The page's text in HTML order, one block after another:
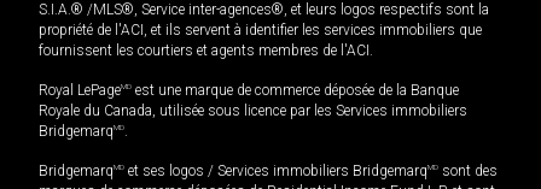
S.I.A.® /MLS®, Service inter-agences®, et leurs logos respectifs sont la
propriété de l'ACI, et ils servent à identifier les services immobiliers que
fournissent les courtiers et agents membres de l'ACI.
Royal LePageMD est une marque de commerce déposée de la Banque
Royale du Canada, utilisée sous licence par les Services immobiliers
BridgemarqMD.
BridgemarqMD et ses logos / Services immobiliers BridgemarqMD sont des